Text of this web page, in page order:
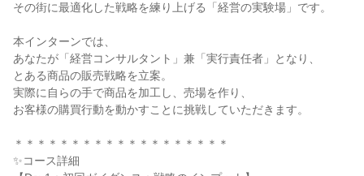
その街に最適化した戦略を練り上げる「経営の実験場」です。
本インターンでは、
あなたが「経営コンサルタント」兼「実行責任者」となり、
とある商品の販売戦略を立案。
実際に自らの手で商品を加工し、売場を作り、
お客様の購買行動を動かすことに挑戦していただきます。
＊＊＊＊＊＊＊＊＊＊＊＊＊＊＊＊＊＊＊
✨コース詳細